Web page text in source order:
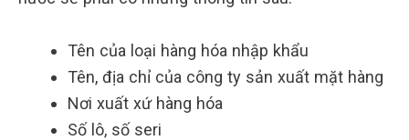
Tên của loại hàng hóa nhập khẩu
Tên, địa chỉ của công ty sản xuất mặt hàng
Nơi xuất xứ hàng hóa
Số lô, số seri